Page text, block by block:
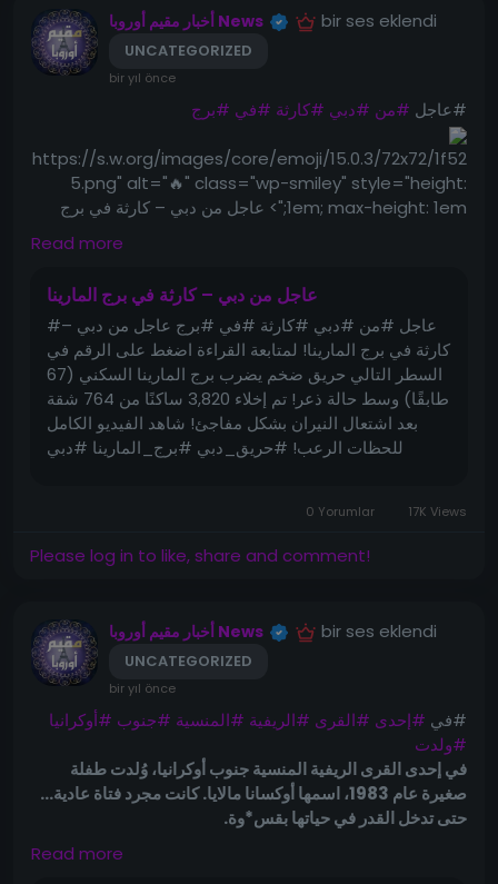
arabes.
أخبار مقيم أوروبا News bir ses eklendi
UNCATEGORIZED
bir yıl önce
#عاجل #من #دبي #كارثة #في #برج
https://s.w.org/images/core/emoji/15.0.3/72x72/1f52
5.png" alt="🔥" class="wp-smiley" style="height:
1em; max-height: 1em;"> عاجل من دبي – كارثة في برج
حريق ضخم يضرب برج المارينا السكني (67 طابقًا) وسط حالة
ذعر!
https://s.w.org/images/core/emoji/15.0.3/72x72/1f6a
8.png" alt="🚨" class="wp-smiley" style="height:
1em; max-height: 1em;"> تم إخلاء 3,820 ساكنًا من 764
شقة بعد اشتعال النيران بشكل مفاجئ!
https://s.w.org/images/core/emoji/15.0.3/72x72/1f4f
1em; max-height: 1em;"> شاهد الفيديو الكامل للحظات
47.png" alt="👇" class="wp-smiley" style="height:
#الامارات #فيديو_مرعب
https://s.w.org/images/core/emoji/15.0.3/72x72/1f9f
2.png" alt="🧲" class="wp-smiley" style="height: 1em;
max-height: 1em;"> لا تفوّت المشهد.. اضغط وشاهد !
Read more
عاجل من دبي – كارثة في برج المارينا
#عاجل #من #دبي #كارثة #في #برج عاجل من دبي –
كارثة في برج المارينا! لمتابعة القراءة اضغط على الرقم في
السطر التالي حريق ضخم يضرب برج المارينا السكني (67
طابقًا) وسط حالة ذعر! تم إخلاء 3,820 ساكنًا من 764 شقة
بعد اشتعال النيران بشكل مفاجئ! شاهد الفيديو الكامل
للحظات الرعب! #حريق_دبي #برج_المارينا #دبي
0 Yorumlar 17K Views
Please log in to like, share and comment!
أخبار مقيم أوروبا News bir ses eklendi
UNCATEGORIZED
bir yıl önce
#في #إحدى #القرى #الريفية #المنسية #جنوب #أوكرانيا
#ولدت
في إحدى القرى الريفية المنسية جنوب أوكرانيا، وُلدت طفلة
صغيرة عام 1983، اسمها أوكسانا مالايا. كانت مجرد فتاة عادية…
حتى تدخل القدر في حياتها بقس*وة.
في عمر الثالثة، لم تجد أوكسانا دفئًا في حضن أم، ولا أمانًا في
Read more